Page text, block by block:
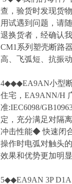
查，验货时发现货
用试遇到问题，请
退换货者，经确认
CM1系列塑壳断路
高、飞弧短、抗振
4◆◆◆EA9AN小型
住宅，EA9ANN/H
准:IEC6098/
定，充分满足对隔
冲击性能◆ 快速闭
操作时电弧对触头
效果和优势更加明
5◆◆EA9AN 3P D1A